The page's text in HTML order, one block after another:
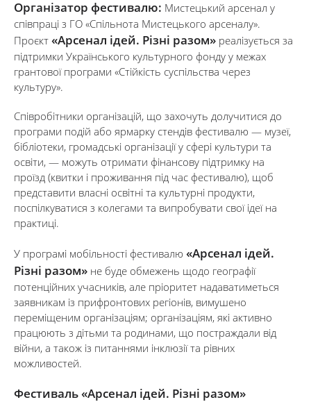
Організатор фестивалю: Мистецький арсенал у
співпраці з ГО «Спільнота Мистецького арсеналу».
Проєкт «Арсенал ідей. Різні разом» реалізується за
підтримки Українського культурного фонду у межах
грантової програми «Стійкість суспільства через
культуру».
Співробітники організацій, що захочуть долучитися до
програми подій або ярмарку стендів фестивалю — музеї,
бібліотеки, громадські організації у сфері культури та
освіти, — можуть отримати фінансову підтримку на
проїзд (квитки і проживання під час фестивалю), щоб
представити власні освітні та культурні продукти,
поспілкуватися з колегами та випробувати свої ідеї на
практиці.
У програмі мобільності фестивалю «Арсенал ідей.
Різні разом» не буде обмежень щодо географії
потенційних учасників, але пріоритет надаватиметься
заявникам із прифронтових регіонів, вимушено
переміщеним організаціям; організаціям, які активно
працюють з дітьми та родинами, що постраждали від
війни, а також із питаннями інклюзії та рівних
можливостей.
Фестиваль «Арсенал ідей. Різні разом»